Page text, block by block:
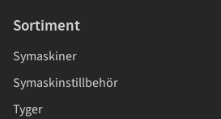
Sortiment
Symaskiner
Symaskinstillbehör
Tyger